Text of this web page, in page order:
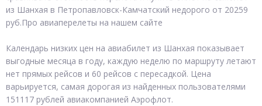
из Шанхая в Петропавловск-Камчатский недорого от 20259
руб.Про авиаперелеты на нашем сайте
Календарь низких цен на авиабилет из Шанхая показывает
выгодные месяца в году, каждую неделю по маршруту летают
нет прямых рейсов и 60 рейсов с пересадкой. Цена
варьируется, самая дорогая из найденных пользователями
151117 рублей авиакомпанией Аэрофлот.